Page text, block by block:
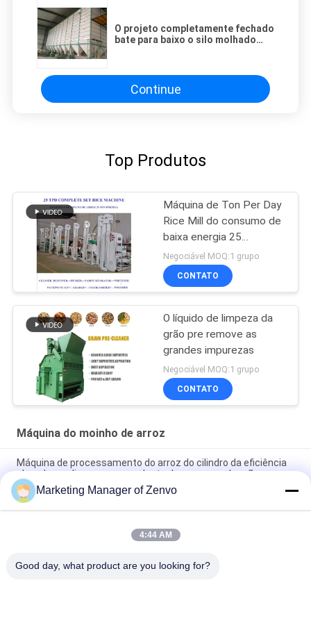
O projeto completamente fechado
bate para baixo o silo molhado
Continue
Top Produtos
Máquina de Ton Per Day
Rice Mill do consumo de
baixa energia 25
totalmente automático
Negociável MOQ:1 grupo
CONTATO
O líquido de limpeza da
grão pre remove as
grandes impurezas
Negociável MOQ:1 grupo
CONTATO
Máquina do moinho de arroz
Máquina de processamento do arroz do cilindro da eficiência
elevada que limpa pre para planta de secagem de grão
20 Ton/H galvanizaram o elevador de cubeta para Paddy
Drying Plant
Tipo de baixo nível de ruído compressor do parafuso de ar
Marketing Manager of Zenvo
4:44 AM
Good day, what product are you looking for?